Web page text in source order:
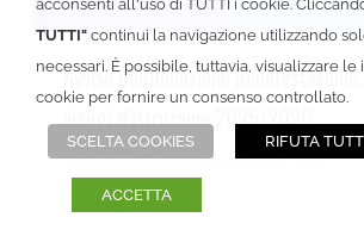
Avviso pubblicazione manifestazione
viaggi d’istruzione 2025/2026
byCarmelo Testa | Dicembre 5th, 2025
TUTTI"continui la navigazione utilizzando
necessari. È possibile, tuttavia, visualizzare le
cookie per fornire un consenso controllato.
SCELTA COOKIES RIFUTA
ACCETTA